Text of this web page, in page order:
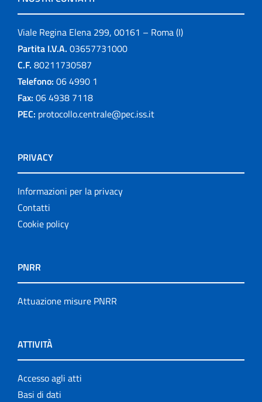
Viale Regina Elena 299, 00161 – Roma (I)
Partita I.V.A. 03657731000
C.F. 80211730587
Telefono: 06 4990 1
Fax: 06 4938 7118
PEC: protocollo.centrale@pec.iss.it
PRIVACY
Informazioni per la privacy
Contatti
Cookie policy
PNRR
Attuazione misure PNRR
ATTIVITÀ
Accesso agli atti
Basi di dati